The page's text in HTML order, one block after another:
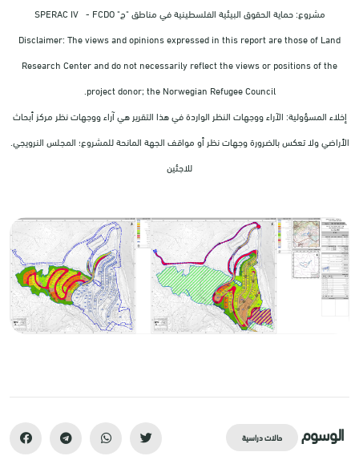
مشروع: حماية الحقوق البيئية الفلسطينية في مناطق "ج" SPERAC IV - FCDO
Disclaimer: The views and opinions expressed in this report are those of Land
Research Center and do not necessarily reflect the views or positions of the
project donor; the Norwegian Refugee Council.
إخلاء المسؤولية: الآراء ووجهات النظر الواردة في هذا التقرير هي آراء ووجهات نظر مركز أبحاث
الأراضي ولا تعكس بالضرورة وجهات نظر أو مواقف الجهة المانحة للمشروع؛ المجلس النرويجي.
للاجئين
الوسوم حالات دراسية